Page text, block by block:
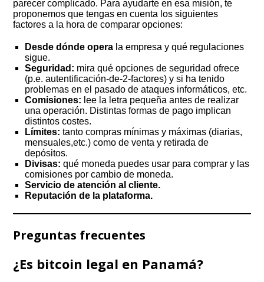
parecer complicado. Para ayudarte en esa misión, te
proponemos que tengas en cuenta los siguientes
factores a la hora de comparar opciones:
Desde dónde opera la empresa y qué regulaciones
sigue.
Seguridad: mira qué opciones de seguridad ofrece
(p.e. autentificación-de-2-factores) y si ha tenido
problemas en el pasado de ataques informáticos, etc.
Comisiones: lee la letra pequeña antes de realizar
una operación. Distintas formas de pago implican
distintos costes.
Límites: tanto compras mínimas y máximas (diarias,
mensuales,etc.) como de venta y retirada de
depósitos.
Divisas: qué moneda puedes usar para comprar y las
comisiones por cambio de moneda.
Servicio de atención al cliente.
Reputación de la plataforma.
Preguntas frecuentes
¿Es bitcoin legal en Panamá?